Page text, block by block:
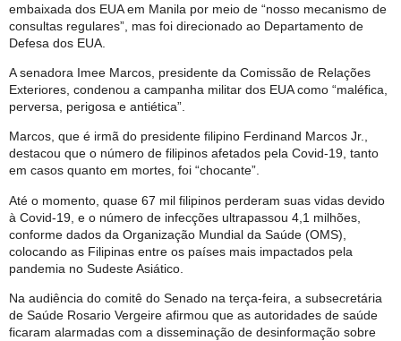
embaixada dos EUA em Manila por meio de “nosso mecanismo de
consultas regulares”, mas foi direcionado ao Departamento de
Defesa dos EUA.
A senadora Imee Marcos, presidente da Comissão de Relações
Exteriores, condenou a campanha militar dos EUA como “maléfica,
perversa, perigosa e antiética”.
Marcos, que é irmã do presidente filipino Ferdinand Marcos Jr.,
destacou que o número de filipinos afetados pela Covid-19, tanto
em casos quanto em mortes, foi “chocante”.
Até o momento, quase 67 mil filipinos perderam suas vidas devido
à Covid-19, e o número de infecções ultrapassou 4,1 milhões,
conforme dados da Organização Mundial da Saúde (OMS),
colocando as Filipinas entre os países mais impactados pela
pandemia no Sudeste Asiático.
Na audiência do comitê do Senado na terça-feira, a subsecretária
de Saúde Rosario Vergeire afirmou que as autoridades de saúde
ficaram alarmadas com a disseminação de desinformação sobre